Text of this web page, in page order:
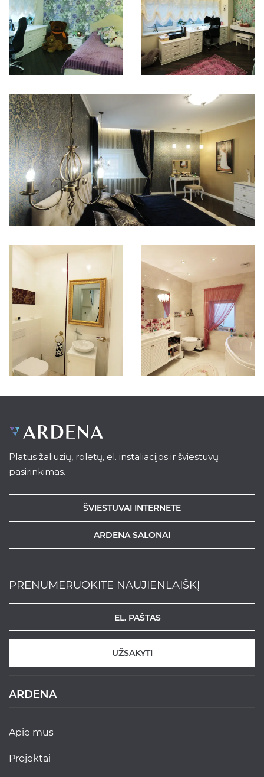
Platus žaliuzių, roletų, el. instaliacijos ir šviestuvų
pasirinkimas.
ŠVIESTUVAI INTERNETE
ARDENA SALONAI
PRENUMERUOKITE NAUJIENLAIŠKĮ
UŽSAKYTI
ARDENA
apie mus
projektai